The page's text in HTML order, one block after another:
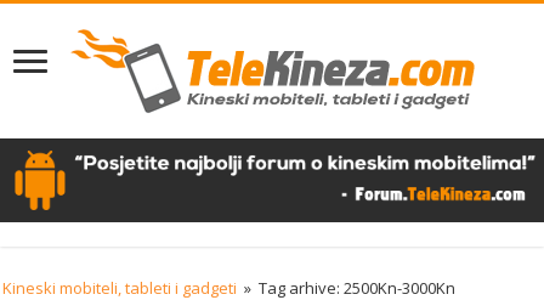
Kineski mobiteli, tableti i gadgeti » Tag arhive: 2500Kn-3000Kn